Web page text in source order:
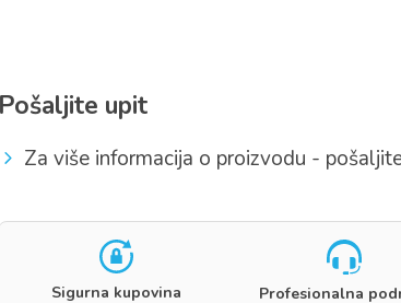
Pošaljite upit
Za više informacija o proizvodu -
Sigurna kupovina Profesionalna